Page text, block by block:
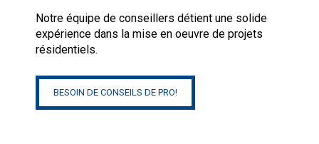
Notre équipe de conseillers détient une solide
expérience dans la mise en oeuvre de projets
résidentiels.
BESOIN DE CONSEILS DE PRO!